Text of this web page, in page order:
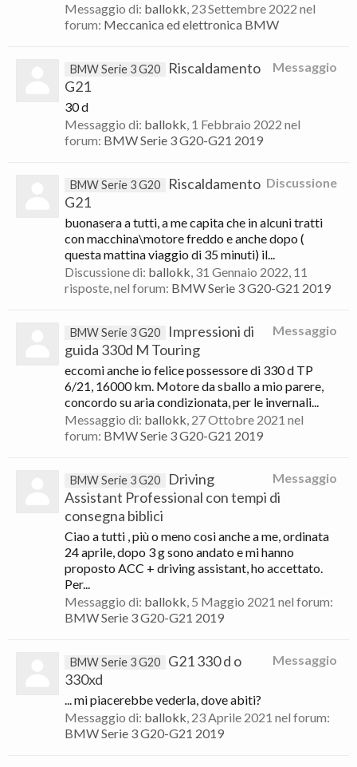
Messaggio di: ballokk, 23 Settembre 2022 nel
forum: Meccanica ed elettronica BMW
Messaggio
BMW Serie 3 G20
Riscaldamento
G21
30 d
Messaggio di: ballokk, 1 Febbraio 2022 nel
forum: BMW Serie 3 G20-G21 2019
Discussione
BMW Serie 3 G20
Riscaldamento
G21
buonasera a tutti, a me capita che in alcuni tratti
con macchina\motore freddo e anche dopo (
questa mattina viaggio di 35 minuti) il...
Discussione di: ballokk, 31 Gennaio 2022, 11
risposte, nel forum: BMW Serie 3 G20-G21 2019
Messaggio
BMW Serie 3 G20
Impressioni di
guida 330d M Touring
eccomi anche io felice possessore di 330 d TP
6/21, 16000 km. Motore da sballo a mio parere,
concordo su aria condizionata, per le invernali...
Messaggio di: ballokk, 27 Ottobre 2021 nel
forum: BMW Serie 3 G20-G21 2019
Messaggio
BMW Serie 3 G20
Driving
Assistant Professional con tempi di
consegna biblici
Ciao a tutti , più o meno cosi anche a me, ordinata
24 aprile, dopo 3 g sono andato e mi hanno
proposto ACC + driving assistant, ho accettato.
Per...
Messaggio di: ballokk, 5 Maggio 2021 nel forum:
BMW Serie 3 G20-G21 2019
Messaggio
BMW Serie 3 G20
G21 330 d o
330xd
... mi piacerebbe vederla, dove abiti?
Messaggio di: ballokk, 23 Aprile 2021 nel forum:
BMW Serie 3 G20-G21 2019